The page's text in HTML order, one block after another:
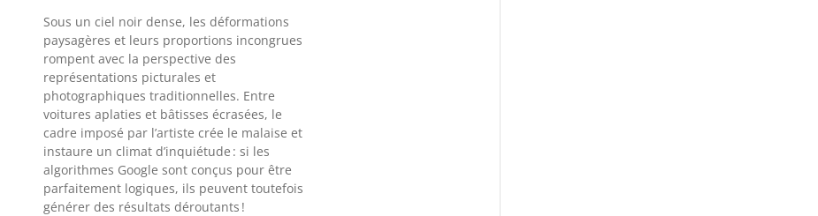
Sous un ciel noir dense, les déformations
paysagères et leurs proportions incongrues
rompent avec la perspective des
représentations picturales et
photographiques traditionnelles. Entre
voitures aplaties et bâtisses écrasées, le
cadre imposé par l’artiste crée le malaise et
instaure un climat d’inquiétude : si les
algorithmes Google sont conçus pour être
parfaitement logiques, ils peuvent toutefois
générer des résultats déroutants !